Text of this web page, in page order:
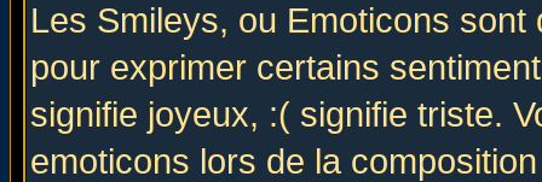
Les Smileys, ou Emoticons
pour exprimer certains
signifie joyeux, :( signifie triste.
emoticons lors de la